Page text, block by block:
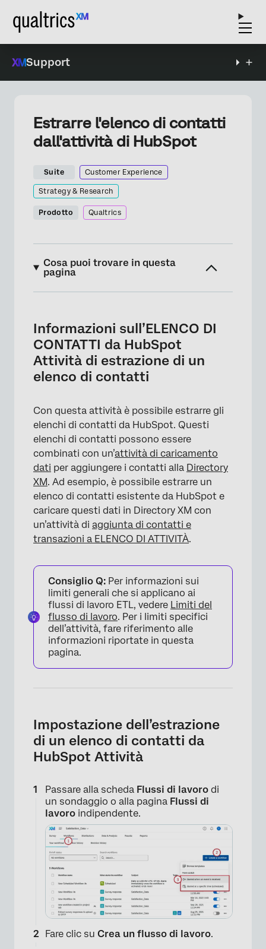
Support
Estrarre l'elenco di contatti
dall'attività di HubSpot
Suite Customer Experience
Strategy & Research
Prodotto Qualtrics
Cosa puoi trovare in questa
pagina
di contatti
Impostazione dell’estrazione di un elenco di
contatti da HubSpot Attività
Informazioni sull’ELENCO DI
CONTATTI da HubSpot
Attività di estrazione di un
elenco di contatti
Con questa attività è possibile estrarre gli
elenchi di contatti da HubSpot. Questi
elenchi di contatti possono essere
combinati con un’attività di caricamento
dati per aggiungere i contatti alla Directory
XM. Ad esempio, è possibile estrarre un
elenco di contatti esistente da HubSpot e
caricare questi dati in Directory XM con
un’attività di aggiunta di contatti e
transazioni a ELENCO DI ATTIVITÀ.
Consiglio Q: Per informazioni sui
limiti generali che si applicano ai
flussi di lavoro ETL, vedere Limiti del
flusso di lavoro. Per i limiti specifici
dell’attività, fare riferimento alle
informazioni riportate in questa
pagina.
Impostazione dell’estrazione
di un elenco di contatti da
HubSpot Attività
Passare alla scheda Flussi di lavoro di
un sondaggio o alla pagina Flussi di
lavoro indipendente.
Fare clic su Crea un flusso di lavoro.